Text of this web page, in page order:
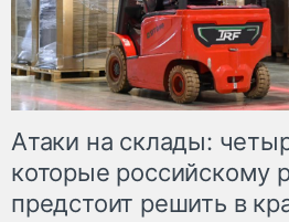
Атаки на склады:
которые российскому
предстоит решить в